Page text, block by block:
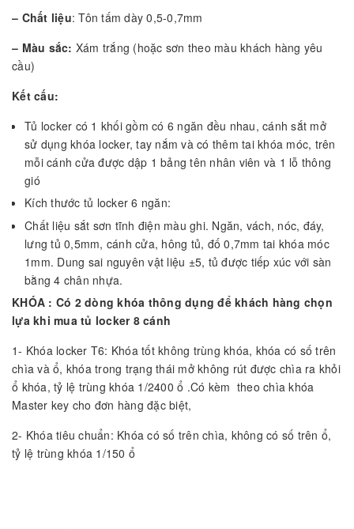
– Chất liệu: Tôn tấm dày 0,5-0,7mm
– Màu sắc: Xám trắng (hoặc sơn theo màu khách hàng yêu
cầu)
Kết cấu:
Tủ locker có 1 khối gồm có 6 ngăn đều nhau, cánh sắt mở
sử dụng khóa locker, tay nắm và có thêm tai khóa móc, trên
mỗi cánh cửa được dập 1 bảng tên nhân viên và 1 lỗ thông
gió
Kích thước tủ locker 6 ngăn:
Chất liệu sắt sơn tĩnh điện màu ghi. Ngăn, vách, nóc, đáy,
lưng tủ 0,5mm, cánh cửa, hông tủ, đố 0,7mm tai khóa móc
1mm. Dung sai nguyên vật liệu ±5, tủ được tiếp xúc với sàn
bằng 4 chân nhựa.
KHÓA : Có 2 dòng khóa thông dụng để khách hàng chọn
lựa khi mua tủ locker 8 cánh
1- Khóa locker T6: Khóa tốt không trùng khóa, khóa có số trên
chìa và ổ, khóa trong trạng thái mở không rút được chìa ra khỏi
ổ khóa, tỷ lệ trùng khóa 1/2400 ổ .Có kèm theo chìa khóa
Master key cho đơn hàng đặc biệt,
2- Khóa tiêu chuẩn: Khóa có số trên chìa, không có số trên ổ,
tỷ lệ trùng khóa 1/150 ổ